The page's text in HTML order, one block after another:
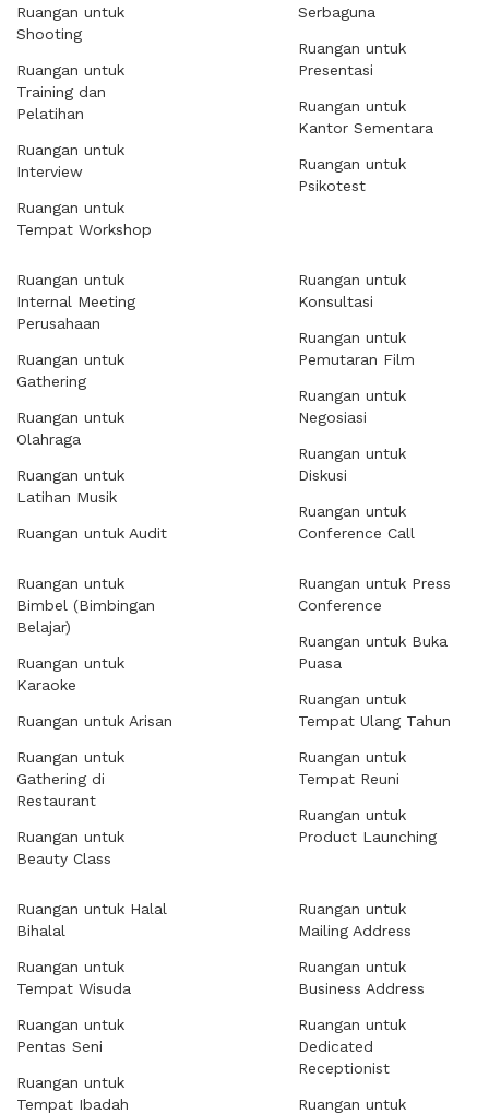
Ruangan untuk
Shooting
Ruangan untuk
Training dan
Pelatihan
Ruangan untuk
Interview
Ruangan untuk
Tempat Workshop
Serbaguna
Ruangan untuk
Presentasi
Ruangan untuk
Kantor Sementara
Ruangan untuk
Psikotest
Ruangan untuk
Internal Meeting
Perusahaan
Ruangan untuk
Gathering
Ruangan untuk
Olahraga
Ruangan untuk
Latihan Musik
Ruangan untuk Audit
Ruangan untuk
Konsultasi
Ruangan untuk
Pemutaran Film
Ruangan untuk
Negosiasi
Ruangan untuk
Diskusi
Ruangan untuk
Conference Call
Ruangan untuk
Bimbel (Bimbingan
Belajar)
Ruangan untuk
Karaoke
Ruangan untuk Arisan
Ruangan untuk
Gathering di
Restaurant
Ruangan untuk
Beauty Class
Ruangan untuk Press
Conference
Ruangan untuk Buka
Puasa
Ruangan untuk
Tempat Ulang Tahun
Ruangan untuk
Tempat Reuni
Ruangan untuk
Product Launching
Ruangan untuk Halal
Bihalal
Ruangan untuk
Tempat Wisuda
Ruangan untuk
Pentas Seni
Ruangan untuk
Tempat Ibadah
Ruangan untuk
Mailing Address
Ruangan untuk
Business Address
Ruangan untuk
Dedicated
Receptionist
Ruangan untuk